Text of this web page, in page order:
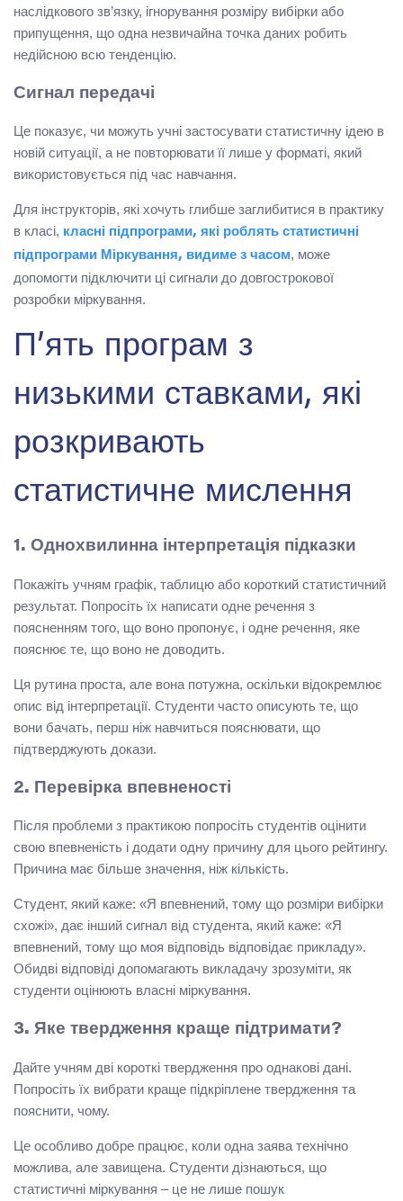
наслідкового зв’язку, ігнорування розміру вибірки або
припущення, що одна незвичайна точка даних робить
недійсною всю тенденцію.
Сигнал передачі
Це показує, чи можуть учні застосувати статистичну ідею в
новій ситуації, а не повторювати її лише у форматі, який
використовується під час навчання.
Для інструкторів, які хочуть глибше заглибитися в практику
в класі, класні підпрограми, які роблять статистичні
підпрограми Міркування, видиме з часом, може
допомогти підключити ці сигнали до довгострокової
розробки міркування.
П’ять програм з
низькими ставками, які
розкривають
статистичне мислення
1. Однохвилинна інтерпретація підказки
Покажіть учням графік, таблицю або короткий статистичний
результат. Попросіть їх написати одне речення з
поясненням того, що воно пропонує, і одне речення, яке
пояснює те, що воно не доводить.
Ця рутина проста, але вона потужна, оскільки відокремлює
опис від інтерпретації. Студенти часто описують те, що
вони бачать, перш ніж навчиться пояснювати, що
підтверджують докази.
2. Перевірка впевненості
Після проблеми з практикою попросіть студентів оцінити
свою впевненість і додати одну причину для цього рейтингу.
Причина має більше значення, ніж кількість.
Студент, який каже: «Я впевнений, тому що розміри вибірки
схожі», дає інший сигнал від студента, який каже: «Я
впевнений, тому що моя відповідь відповідає прикладу».
Обидві відповіді допомагають викладачу зрозуміти, як
студенти оцінюють власні міркування.
3. Яке твердження краще підтримати?
Дайте учням дві короткі твердження про однакові дані.
Попросіть їх вибрати краще підкріплене твердження та
пояснити, чому.
Це особливо добре працює, коли одна заява технічно
можлива, але завищена. Студенти дізнаються, що
статистичні міркування – це не лише пошук